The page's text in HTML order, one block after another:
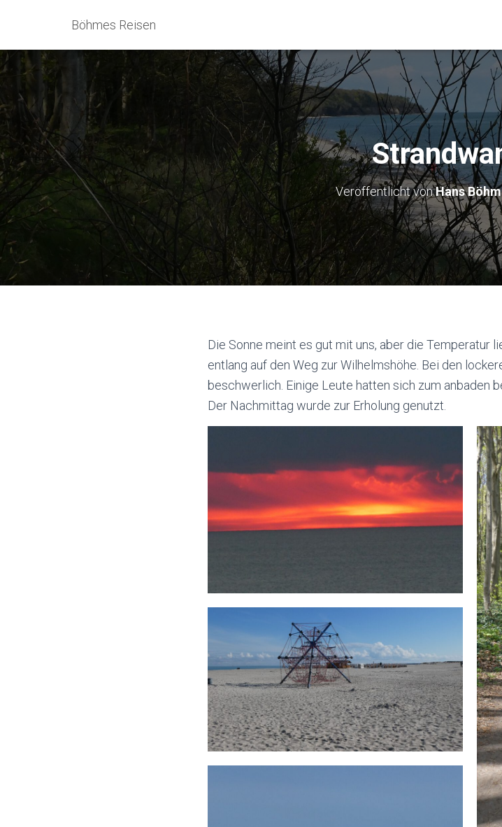
Böhmes Reisen
Veröffentlicht vonHans
Die Sonne meint es gut mit uns, aber die Temperatur
entlang auf den Weg zur Wilhelmshöhe. Bei den
beschwerlich. Einige Leute hatten sich zum anbaden
Der Nachmittag wurde zur Erholung genutzt.